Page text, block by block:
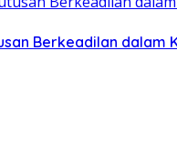
Berkeadilan dalam